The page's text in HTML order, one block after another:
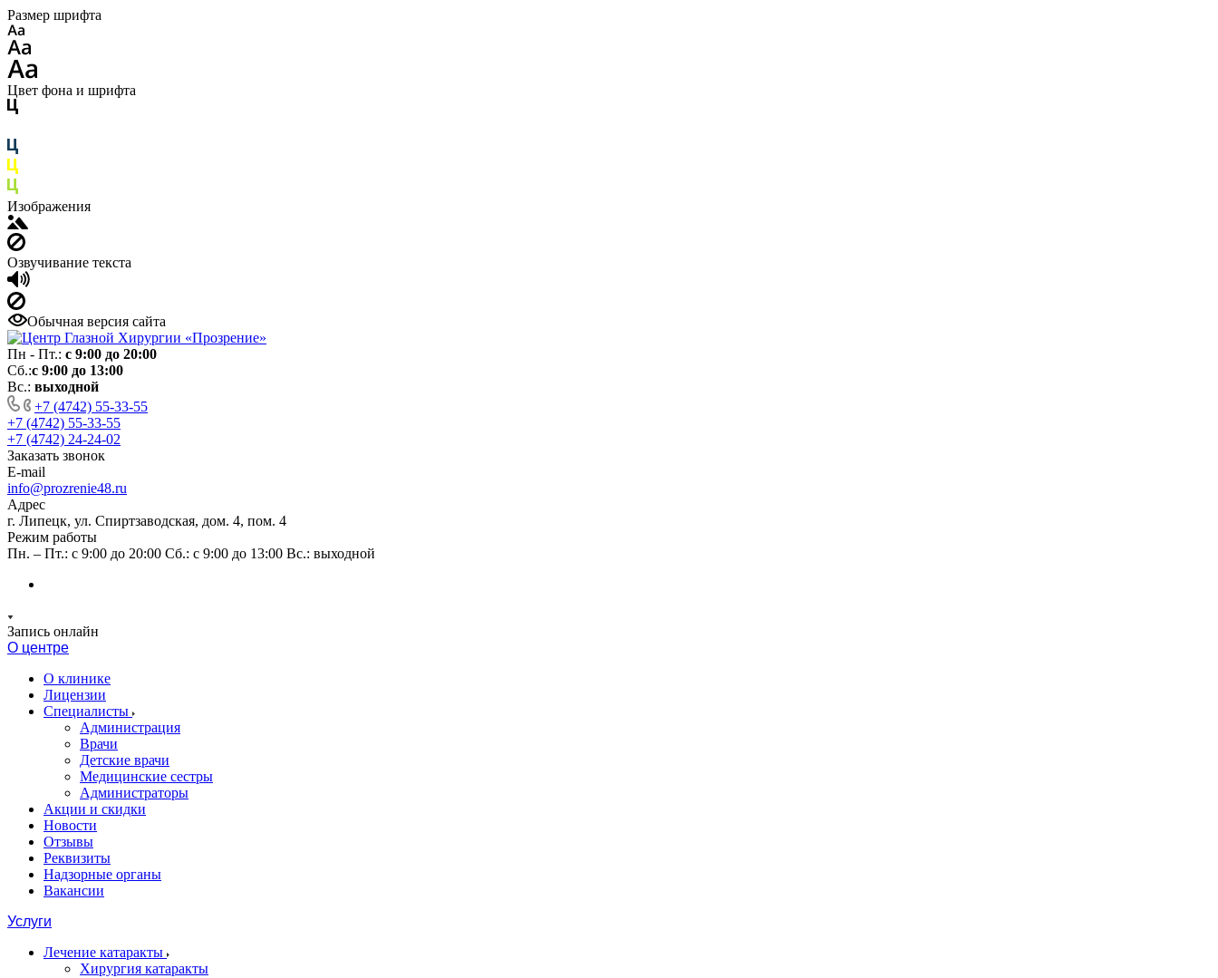
Размер шрифта
Цвет фона и шрифта
Изображения
Озвучивание текста
Обычная версия сайта
Пн - Пт.: с 9:00 до 20:00
Сб.:с 9:00 до 13:00
Вс.: выходной
+7 (4742) 55-33-55
+7 (4742) 55-33-55
+7 (4742) 24-24-02
Заказать звонок
E-mail
info@prozrenie48.ru
Адрес
г. Липецк, ул. Спиртзаводская, дом. 4, пом. 4
Режим работы
Пн. – Пт.: с 9:00 до 20:00 Сб.: с 9:00 до 13:00 Вс.: выходной
Запись онлайн
О центре
О клинике
Лицензии
Специалисты
Администрация
Врачи
Детские врачи
Медицинские сестры
Администраторы
Акции и скидки
Новости
Отзывы
Реквизиты
Надзорные органы
Вакансии
Услуги
Лечение катаракты
Хирургия катаракты